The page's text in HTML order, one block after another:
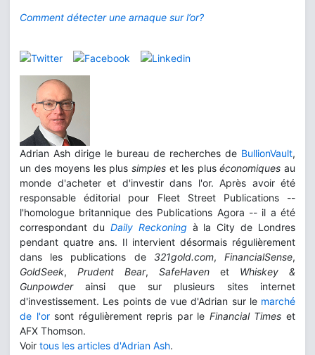
Comment détecter une arnaque sur l’or?
Adrian Ash dirige le bureau de recherches de BullionVault,
un des moyens les plus simples et les pluséconomiquesau
monde d'acheter et d'investir dans l'or. Après avoir été
responsable éditorial pour Fleet Street Publications --
l'homologue britannique des Publications Agora -- il a été
correspondant du Daily Reckoning à la City de Londres
pendant quatre ans. Il intervient désormais régulièrement
dans les publications de 321gold.com,FinancialSense,
GoldSeek, Prudent Bear, SafeHaven et Whiskey &
Gunpowderainsi que sur plusieurs sites internet
d'investissement. Les points de vue d'Adrian sur le marché
de l'orsont régulièrement repris par le Financial Times et
AFX Thomson.
Voir tous les articles d'Adrian Ash.